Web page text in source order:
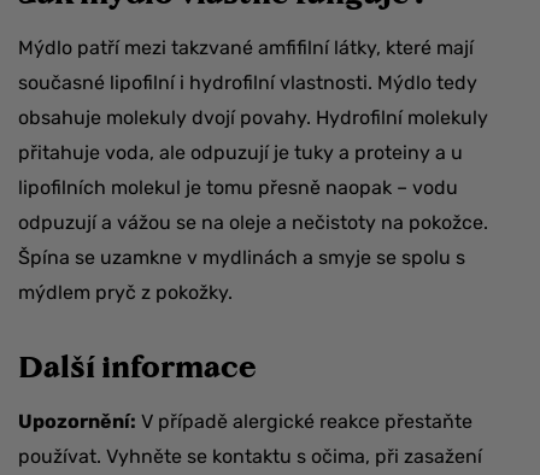
Mýdlo patří mezi takzvané amfifilní látky, které mají
současné lipofilní i hydrofilní vlastnosti. Mýdlo tedy
obsahuje molekuly dvojí povahy. Hydrofilní molekuly
přitahuje voda, ale odpuzují je tuky a proteiny a u
lipofilních molekul je tomu přesně naopak – vodu
odpuzují a vážou se na oleje a nečistoty na pokožce.
Špína se uzamkne v mydlinách a smyje se spolu s
mýdlem pryč z pokožky.
Další informace
Upozornění: V případě alergické reakce přestaňte
používat. Vyhněte se kontaktu s očima, při zasažení